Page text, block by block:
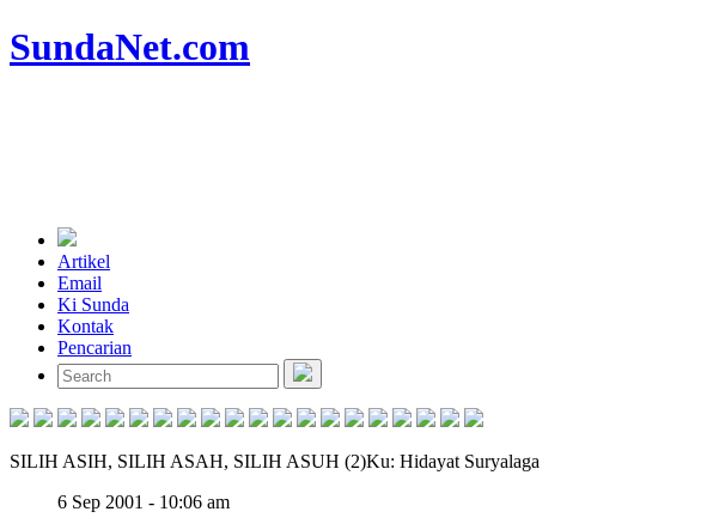
SundaNet.com
Artikel
Email
Ki Sunda
Kontak
Pencarian
SILIH ASIH, SILIH ASAH, SILIH ASUH (2)Ku: Hidayat Suryalaga
6 Sep 2001 - 10:06 am